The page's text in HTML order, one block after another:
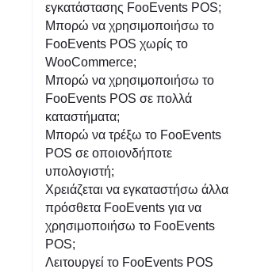
εγκατάστασης FooEvents POS;
Μπορώ να χρησιμοποιήσω το
FooEvents POS χωρίς το
WooCommerce;
Μπορώ να χρησιμοποιήσω το
FooEvents POS σε πολλά
καταστήματα;
Μπορώ να τρέξω το FooEvents
POS σε οποιονδήποτε
υπολογιστή;
Χρειάζεται να εγκαταστήσω άλλα
πρόσθετα FooEvents για να
χρησιμοποιήσω το FooEvents
POS;
Λειτουργεί το FooEvents POS